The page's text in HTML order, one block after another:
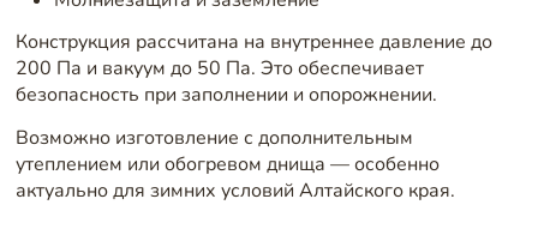
Конструкция рассчитана на внутреннее давление до
200 Па и вакуум до 50 Па. Это обеспечивает
безопасность при заполнении и опорожнении.
Возможно изготовление с дополнительным
утеплением или обогревом днища — особенно
актуально для зимних условий Алтайского края.